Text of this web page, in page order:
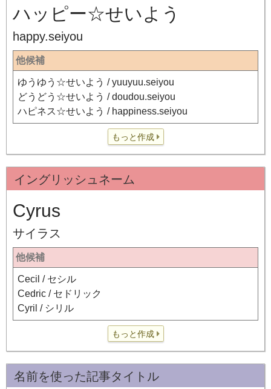
ハッピー☆せいよう
happy.seiyou
他候補
ゆうゆう☆せいよう / yuuyuu.seiyou
どうどう☆せいよう / doudou.seiyou
ハピネス☆せいよう / happiness.seiyou
もっと作成
イングリッシュネーム
Cyrus
サイラス
他候補
Cecil / セシル
Cedric / セドリック
Cyril / シリル
もっと作成
名前を使った記事タイトル